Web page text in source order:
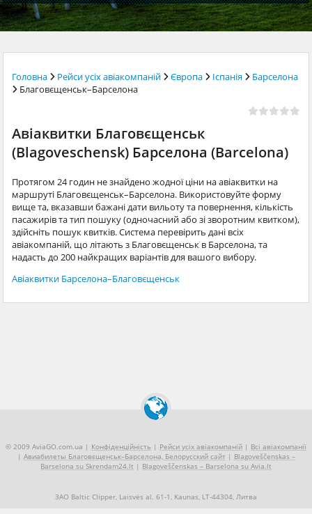
Головна Рейси усіх авіакомпаній Європа Іспанія
Барселона
Благовєщенськ–Барселона
Авіаквитки Благовєщенськ
(Blagoveschensk) Барселона (Barcelona)
Протягом 24 годин не знайдено жодної ціни на авіаквитки на
маршруті Благовєщенськ–Барселона. Використовуйте форму
вище та, вказавши бажані дати вильоту та повернення, кількість
пасажирів та тип пошуку (одночасний або зі зворотним квитком),
здійсніть пошук квитків. Система перевірить дані всіх
авіакомпаній, що літають з Благовєщенськ в Барселона, та
надасть до 200 найкращих варіантів для вашого вибору.
Авіаквитки Барселона–Благовєщенськ
© 2009 AviaGO.com.ua | Конфіденційність | Рейси усіх авіакомпаній | Всі авіакомпанії
| Авиабилеты Благовєщенськ–Барселона, Белорусский сайт| Blagoveščenskas –
Barselona su Skrendam24.lt | Blagoveščenskas – Barselona su Avia.lt
ЗАО Baltic Clipper, Laisvės al. 61-1, Kaunas, LT-44304, Литва